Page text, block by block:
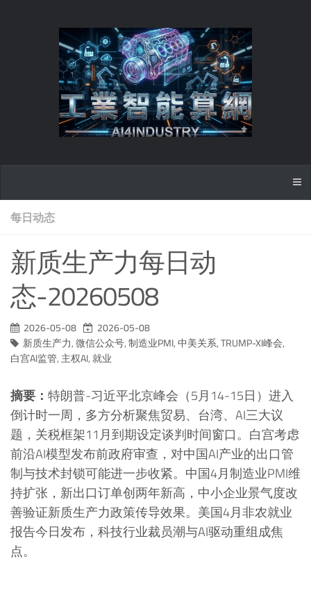
每日动态
新质生产力每日动
态-20260508
2026-05-08
2026-05-08
新质生产力,微信公众号,制造业PMI,中美关系,TRUMP-XI峰会,
白宫AI监管, 主权AI,就业
摘要： 特朗普-习近平北京峰会（5月14-15日）进入
倒计时一周，多方分析聚焦贸易、台湾、AI三大议
题，关税框架11月到期设定谈判时间窗口。白宫考虑
前沿AI模型发布前政府审查，对中国AI产业的出口管
制与技术封锁可能进一步收紧。中国4月制造业PMI维
持扩张，新出口订单创两年新高，中小企业景气度改
善验证新质生产力政策传导效果。美国4月非农就业
报告今日发布，科技行业裁员潮与AI驱动重组成焦
点。